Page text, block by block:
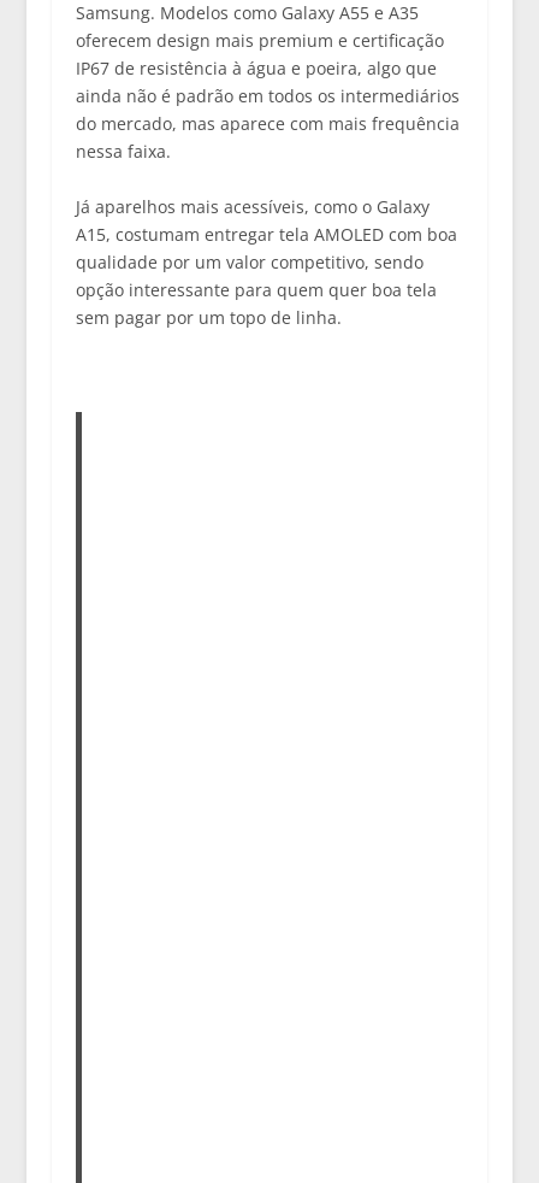
Samsung. Modelos como Galaxy A55 e A35
oferecem design mais premium e certificação
IP67 de resistência à água e poeira, algo que
ainda não é padrão em todos os intermediários
do mercado, mas aparece com mais frequência
nessa faixa.
Já aparelhos mais acessíveis, como o Galaxy
A15, costumam entregar tela AMOLED com boa
qualidade por um valor competitivo, sendo
opção interessante para quem quer boa tela
sem pagar por um topo de linha.